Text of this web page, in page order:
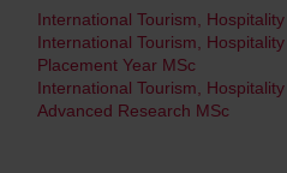
International Tourism,
International Tourism,
Placement Year MSc
International Tourism,
Advanced Research MSc